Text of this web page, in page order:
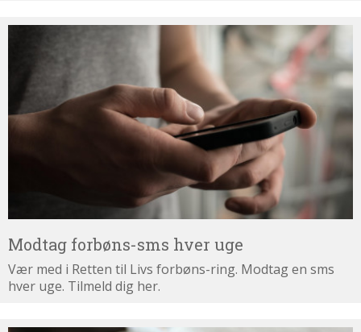
uge
Modtag forbøns-sms hver uge
Vær med i Retten til Livs forbøns-ring. Modtag en sms
hver uge. Tilmeld dig her.